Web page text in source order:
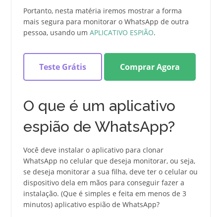
Portanto, nesta matéria iremos mostrar a forma
mais segura para monitorar o WhatsApp de outra
pessoa, usando um APLICATIVO ESPIÃO.
Teste Grátis Comprar Agora
O que é um aplicativo
espião de WhatsApp?
Você deve instalar o aplicativo para clonar
WhatsApp no celular que deseja monitorar, ou seja,
se deseja monitorar a sua filha, deve ter o celular ou
dispositivo dela em mãos para conseguir fazer a
instalação. (Que é simples e feita em menos de 3
minutos) aplicativo espião de WhatsApp?